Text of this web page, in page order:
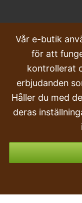
VANLIGA
Klagomål
Transport och
Beställa
Returer &
Vår e-butik
för att
kontrollerat
erbjudanden
Håller du med
deras